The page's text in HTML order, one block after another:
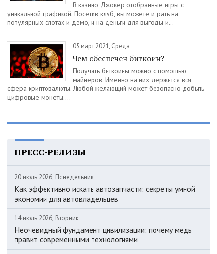
В казино Джокер отобранные игры с
уникальной графикой. Посетив клуб, вы можете играть на
популярных слотах и демо, и на деньги для выгоды и...
03 март 2021, Среда
Чем обеспечен биткоин?
Получать биткоины можно с помощью
майнеров. Именно на них держится вся
сфера криптовалюты. Любой желающий может безопасно добыть
цифровые монеты....
ПРЕСС-РЕЛИЗЫ
20 июль 2026, Понедельник
Как эффективно искать автозапчасти: секреты умной
экономии для автовладельцев
14 июль 2026, Вторник
Неочевидный фундамент цивилизации: почему медь
правит современными технологиями